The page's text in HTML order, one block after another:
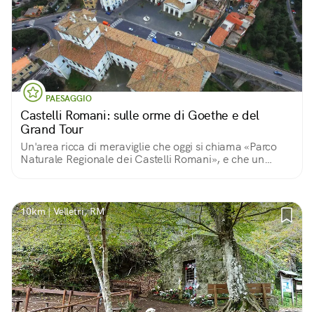
PAESAGGIO
Castelli Romani: sulle orme di Goethe e del
Grand Tour
Un'area ricca di meraviglie che oggi si chiama «Parco
Naturale Regionale dei Castelli Romani», e che un
10km | Velletri, RM